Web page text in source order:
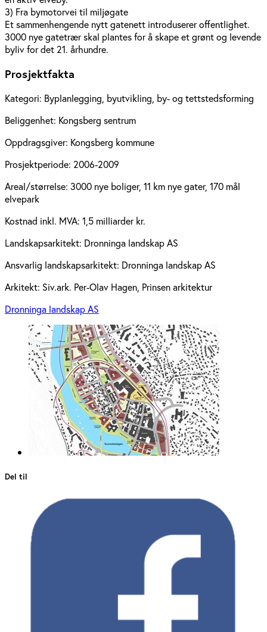
3) Fra bymotorvei til miljøgate
Et sammenhengende nytt gatenett introduserer offentlighet.
3000 nye gatetrær skal plantes for å skape et grønt og levende
byliv for det 21. århundre.
Prosjektfakta
Kategori: Byplanlegging, byutvikling, by- og tettstedsforming
Beliggenhet: Kongsberg sentrum
Oppdragsgiver: Kongsberg kommune
Prosjektperiode: 2006-2009
Areal/størrelse: 3000 nye boliger, 11 km nye gater, 170 mål
elvepark
Kostnad inkl. MVA: 1,5 milliarder kr.
Landskapsarkitekt: Dronninga landskap AS
Ansvarlig landskapsarkitekt: Dronninga landskap AS
Arkitekt: Siv.ark. Per-Olav Hagen, Prinsen arkitektur
Dronninga landskap AS
Del til